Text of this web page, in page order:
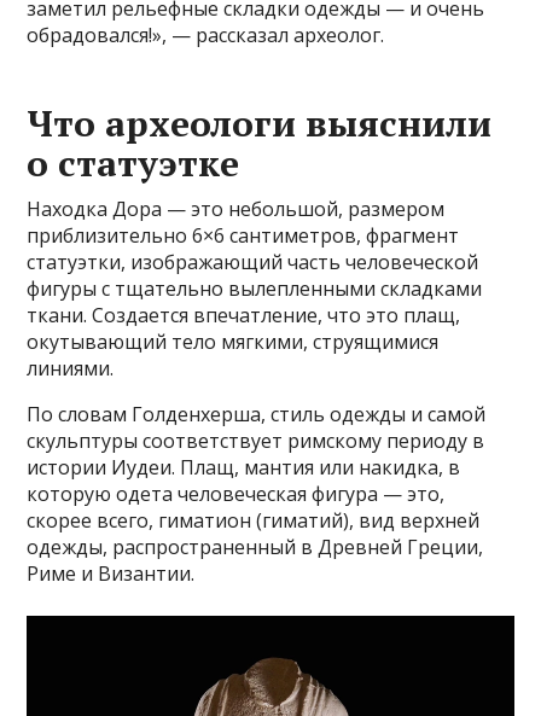
заметил рельефные складки одежды — и очень
обрадовался!», — рассказал археолог.
Что археологи выяснили
о статуэтке
Находка Дора — это небольшой, размером
приблизительно 6×6 сантиметров, фрагмент
статуэтки, изображающий часть человеческой
фигуры с тщательно вылепленными складками
ткани. Создается впечатление, что это плащ,
окутывающий тело мягкими, струящимися
линиями.
По словам Голденхерша, стиль одежды и самой
скульптуры соответствует римскому периоду в
истории Иудеи. Плащ, мантия или накидка, в
которую одета человеческая фигура — это,
скорее всего, гиматион (гиматий), вид верхней
одежды, распространенный в Древней Греции,
Риме и Византии.